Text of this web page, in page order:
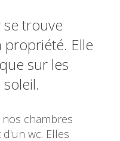
se trouve
propriété. Elle
sur les
nos chambres
wc. Elles